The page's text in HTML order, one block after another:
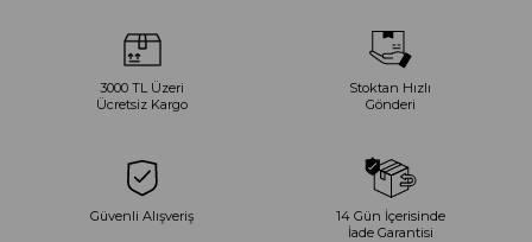
3000 TL Üzeri
Ücretsiz Kargo
Stoktan Hızlı
Gönderi
Güvenli Alışveriş
14 Gün İçerisinde
İade Garantisi